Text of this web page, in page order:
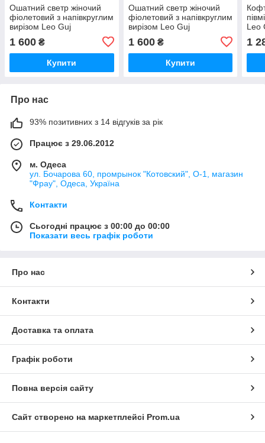
Ошатний светр жіночий
фіолетовий з напівкруглим
вирізом Leo Guj
1 600 ₴
Купити
Ошатний светр жіночий
фіолетовий з напівкруглим
вирізом Leo Guj
1 600₴
Купити
Leo
1
Про нас
93% позитивних з 14 відгуків за рік
Працює з 29.06.2012
м. Одеса
ул. Бочарова 60, промрынок "Котовский", О-1, магазин
"Фрау", Одеса, Україна
Контакти
Сьогодні працює з 00:00 до 00:00
Показати весь графік роботи
Про нас
Контакти
Доставка та оплата
Графік роботи
Повна версія сайту
Сайт створено на маркетплейсі Prom.ua